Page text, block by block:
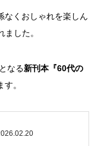
なくおしゃれを楽しん
した。
なる新刊本『60代の
。